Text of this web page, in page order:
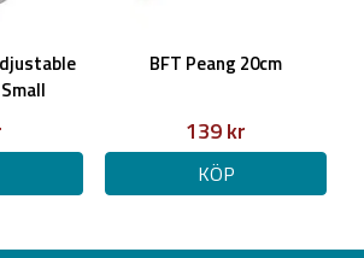
BFT Peang 20cm
139 kr
KÖP